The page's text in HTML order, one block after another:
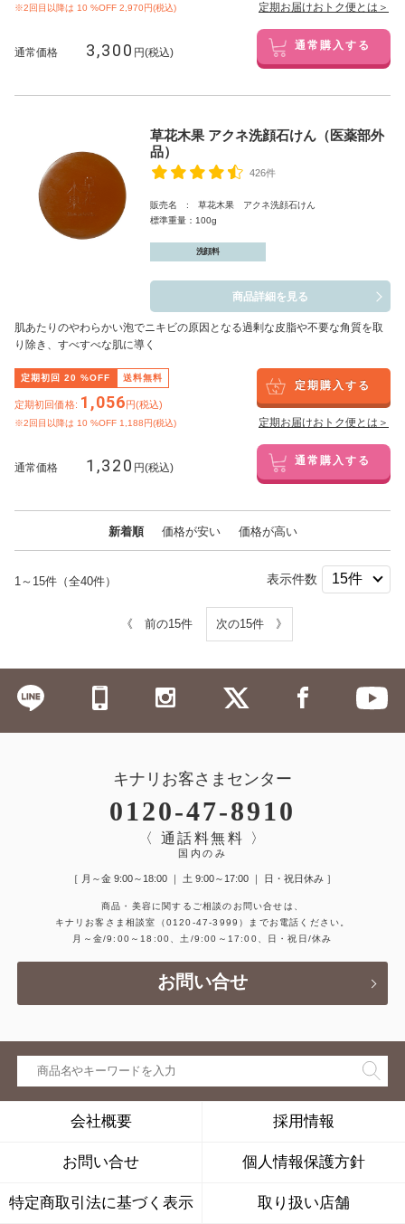
※2回目以降は 10 %OFF 2,970円(税込) 定期お届けおトク便とは＞
通常価格 3,300 円(税込) 通常購入する
草花木果 アクネ洗顔石けん（医薬部外
品）
426件
販売名 : 草花木果 アクネ洗顔石けん
標準重量：100g
洗顔料
商品詳細を見る
肌あたりのやわらかい泡でニキビの原因となる過剰な皮脂や不要な角質を取
り除き、すべすべな肌に導く
定期初回 20 %OFF 送料無料
定期初回価格: 1,056円(税込)
※2回目以降は 10 %OFF 1,188円(税込)
定期購入する
定期お届けおトク便とは＞
通常価格 1,320 円(税込) 通常購入する
新着順 価格が安い 価格が高い
1～15件（全40件） 表示件数
《 前の15件 次の15件 》
キナリお客さまセンター
0120-47-8910
〈 通話料無料 〉
国内のみ
［ 月～金 9:00～18:00 ｜ 土 9:00～17:00 ｜ 日・祝日休み ］
商品・美容に関するご相談のお問い合せは、
キナリお客さま相談室
（0120-47-3999）
までお電話ください。
月～金/9:00～18:00、土/9:00～17:00、日・祝日/休み
お問い合せ
会社概要 採用情報
お問い合せ 個人情報保護方針
特定商取引法に基づく表示 取り扱い店舗